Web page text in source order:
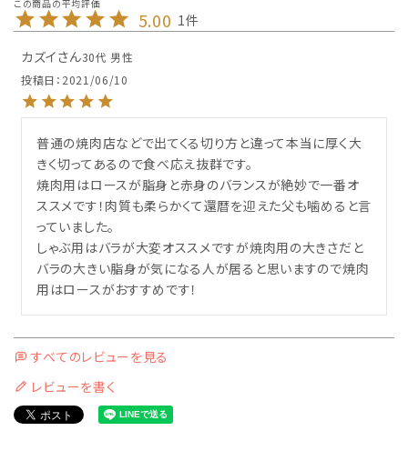
5.00 1
カズイ
30代 男性
投稿日 2021/06/10
普通の焼肉店などで出てくる切り方と違って本当に厚く大
きく切ってあるので食べ応え抜群です。
焼肉用はロースが脂身と赤身のバランスが絶妙で一番オ
ススメです！肉質も柔らかくて還暦を迎えた父も噛めると言
っていました。
しゃぶ用はバラが大変オススメですが焼肉用の大きさだと
バラの大きい脂身が気になる人が居ると思いますので焼肉
用はロースがおすすめです！
すべてのレビューを見る
レビューを書く